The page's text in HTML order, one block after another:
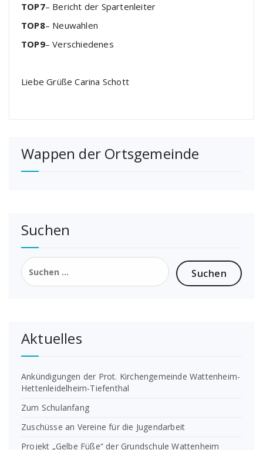
TOP7– Bericht der Spartenleiter
TOP8– Neuwahlen
TOP9– Verschiedenes
Liebe Grüße Carina Schott
Wappen der Ortsgemeinde
Suchen
Suchen
nach:
Aktuelles
Ankündigungen der Prot. Kirchengemeinde Wattenheim-
Hettenleidelheim-Tiefenthal
Zum Schulanfang
Zuschüsse an Vereine für die Jugendarbeit
Projekt „Gelbe Füße“ der Grundschule Wattenheim